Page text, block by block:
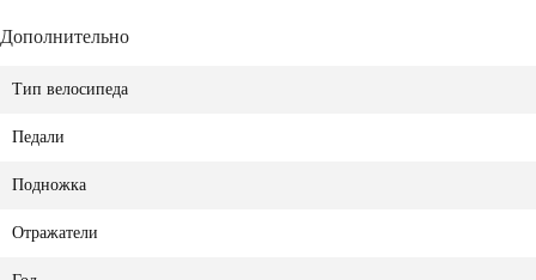
Дополнительно
Тип велосипеда
Педали
Подножка
Отражатели